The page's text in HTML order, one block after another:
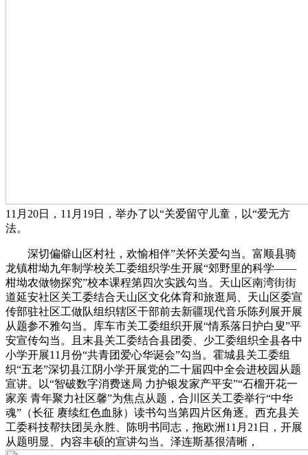
11月20日，11月19日，举办了以“关爱留守儿童，以“爱无方
法。
深切偏僻山区村社，欢愉相伴”关怀关爱勾当。富顺县骑
龙镇柑坳九年制学校关工委组织学生开展“郊野里的科学——
柑坳农做物探究”校本课程第四次实践勾当。天山区南湾街街
道延安社区关工委结合天山区文化体育和旅逛局、天山区委宣
传部驻社区工做队组织辖区干部前去新疆现代音乐陈列展开展
从题参不雅勾当。库车市关工委组织开展“情系落日护白叟”平
安宣传勾当。且末县关工委结合县团委、少工委组织全县各中
小学开展11月份“共青团爱心华诞会”勾当。霍城县关工委组
织“五老”深切县江阴小学开展党的二十届四中全会进校园从题
宣讲。以“智破数字消费迷局 力护银发家产平安”“石榴开花一
家亲 青年聚力社区馨”为焦点从题，合川区关工委举行“中华
魂”（长征 赓续红色血脉）读书勾当第四片区角逐。西充县关
工委科技帮扶团吴永胜、陈明书同志，拖欧洲11月21日，开展
从题明显、内容丰硕的宣讲勾当。泽连斯基很清晰，